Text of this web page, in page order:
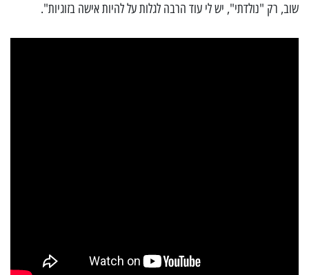
שוב, רק "נולדתי", יש לי עוד הרבה לגלות על להיות אישה בזוגיות".